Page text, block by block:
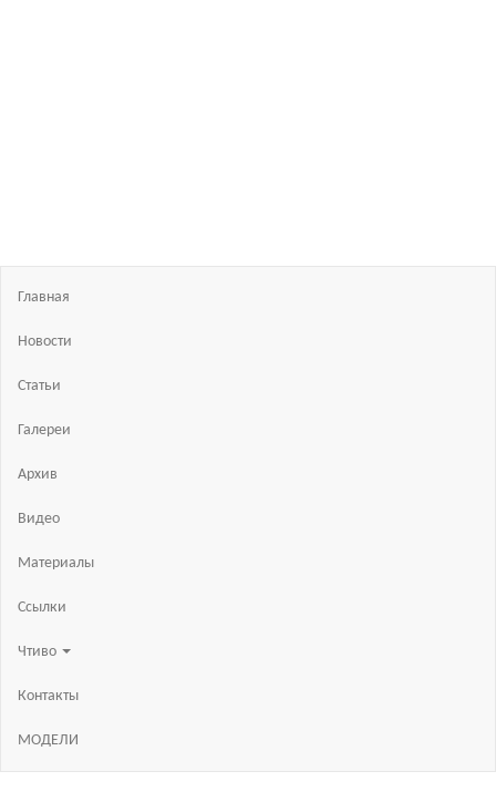
Главная
Новости
Статьи
Галереи
Архив
Видео
Материалы
Ссылки
Чтиво
Контакты
МОДЕЛИ